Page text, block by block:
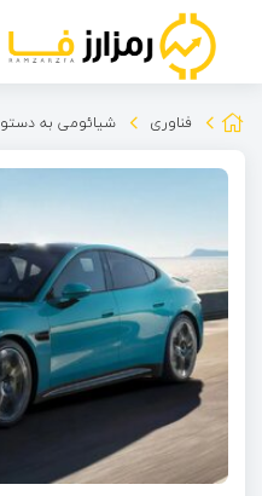
فناوری شیائومی به